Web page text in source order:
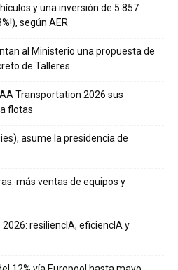
y una inversión de 5.857
según AER
al Ministerio una propuesta de
de Talleres
Transportation 2026 sus
flotas
asume la presidencia de
más ventas de equipos y
resiliencIA, eficiencIA y